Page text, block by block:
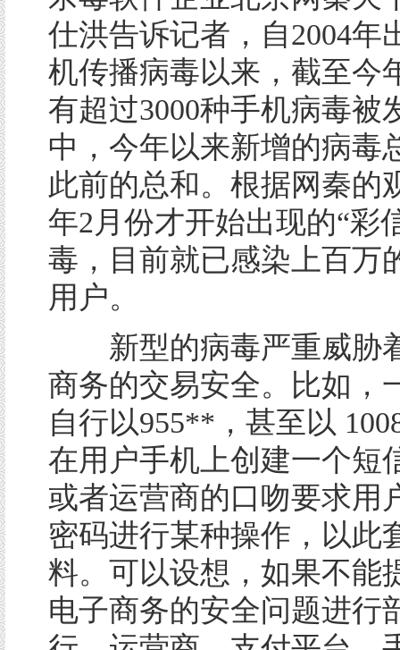
仕洪告诉记者，自2004年
机传播病毒以来，截至今
有超过3000种手机病毒被
中，今年以来新增的病毒
此前的总和。根据网秦的
年2月份才开始出现的“彩
毒，目前就已感染上百万
用户。
新型的病毒严重威胁
商务的交易安全。比如，
自行以955**，甚至以
在用户手机上创建一个短
或者运营商的口吻要求用
密码进行某种操作，以此
料。可以设想，如果不能
电子商务的安全问题进行